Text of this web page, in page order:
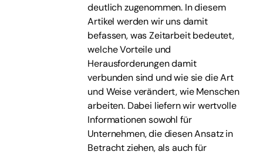
deutlich zugenommen. In diesem
Artikel werden wir uns damit
befassen, was Zeitarbeit bedeutet,
welche Vorteile und
Herausforderungen damit
verbunden sind und wie sie die Art
und Weise verändert, wie Menschen
arbeiten. Dabei liefern wir wertvolle
Informationen sowohl für
Unternehmen, die diesen Ansatz in
Betracht ziehen, als auch für